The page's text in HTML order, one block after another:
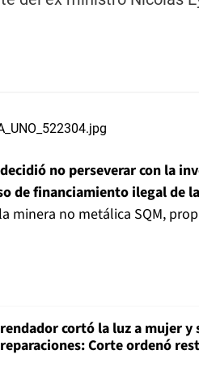
decidió no perseverar con la
de financiamiento ilegal de
minera no metálica SQM,
cortó la luz a mujer y
Corte ordenó